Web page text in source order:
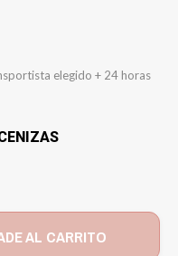
elegido + 24 horas
AL CARRITO